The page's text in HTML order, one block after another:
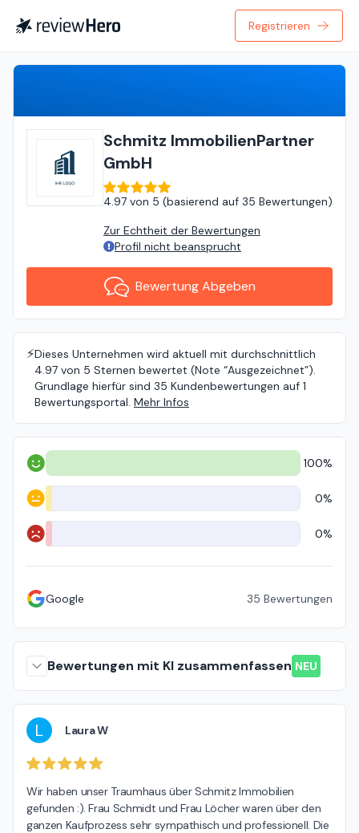
Registrieren
Schmitz ImmobilienPartner
GmbH
4.97 von 5 (basierend auf 35 Bewertungen)
Zur Echtheit der Bewertungen
Profil nicht beansprucht
Bewertung Abgeben
⚡️Dieses Unternehmen wird aktuell mit durchschnittlich
4.97 von 5 Sternen bewertet (Note “Ausgezeichnet”).
Grundlage hierfür sind 35 Kundenbewertungen auf 1
Bewertungsportal. Mehr Infos
Positiv 100%
Neutral 0%
Negativ 0%
Google 35 Bewertungen
Bewertungen mit KI zusammenfassen NEU
L Laura W
Wir haben unser Traumhaus über Schmitz Immobilien
gefunden :). Frau Schmidt und Frau Löcher waren über den
ganzen Kaufprozess sehr sympathisch und professionell. Die